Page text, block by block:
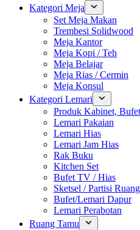
Kategori Meja
Set Meja Makan
Trembesi Solidwood
Meja Kantor
Meja Kopi / Teh
Meja Belajar
Meja Rias / Cermin
Meja Konsul
Kategori Lemari
Produk Kabinet,
Lemari Pakaian
Lemari Hias
Lemari Jam Hias
Rak Buku
Kitchen Set
Bufet TV / Hias
Sketsel / Partisi
Bufet/Lemari Dapur
Lemari Perabotan
Ruang Tamu